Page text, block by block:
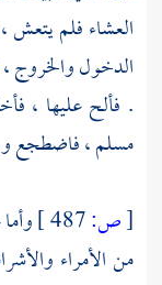
العشاء فلم يتعش
الدخول والخروج
. فألح عليها ،
مسلم، فاضطجع
[ص: وأما
من الأمراء